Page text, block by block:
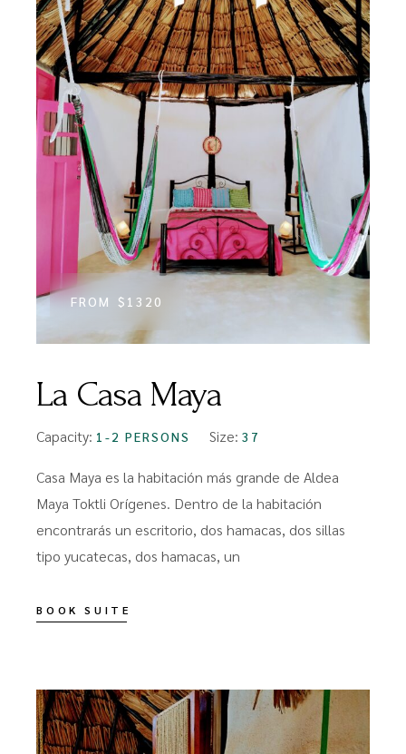
FROM $1320
La Casa Maya
Capacity: 1-2 PERSONS Size: 37
Casa Maya es la habitación más grande de Aldea
Maya Toktli Orígenes. Dentro de la habitación
encontrarás un escritorio, dos hamacas, dos sillas
tipo yucatecas, dos hamacas, un
BOOK SUITE